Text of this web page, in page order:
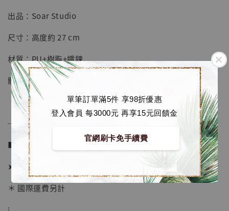
單筆訂單滿5件 享98折優惠
登入會員 每3000元 再享15元回饋金
官網刷卡免手續費
【店內現貨】七龍珠 系列蒐藏雕像 悟空 鳥山
NT$ 4,280
NT$ 5,580
- +
加入購物車
出品：Soar Studio
尺寸：高度約 27 cm
材質：PU+樹脂+鐵鍊
體數：128體
──────────────
■ 販售資訊：
➤ 價格 4780元 (訂金2780)
＊ 國際運費另計